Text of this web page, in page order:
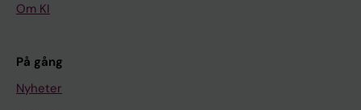
Om KI
På gång
Nyheter